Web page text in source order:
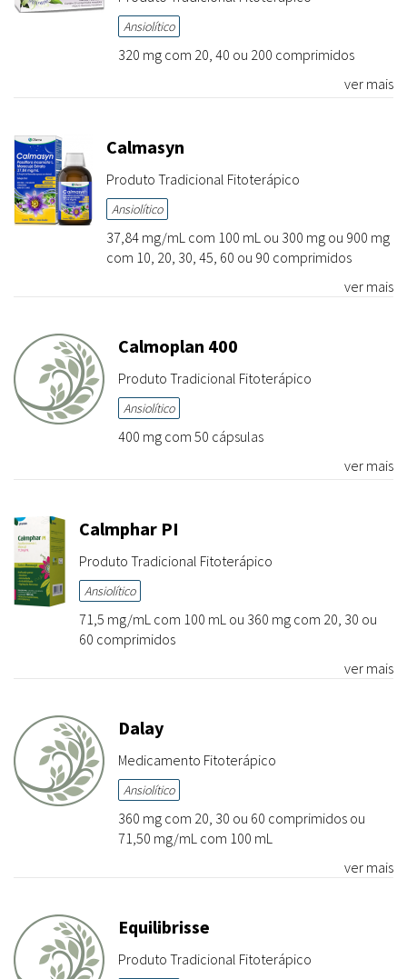
Ansiolítico
320 mg com 20, 40 ou 200 comprimidos
ver mais
Calmasyn
Produto Tradicional Fitoterápico
Ansiolítico
37,84 mg/mL com 100 mL ou 300 mg ou 900 mg
com 10, 20, 30, 45, 60 ou 90 comprimidos
ver mais
Calmoplan 400
Produto Tradicional Fitoterápico
Ansiolítico
400 mg com 50 cápsulas
ver mais
Calmphar PI
Produto Tradicional Fitoterápico
Ansiolítico
71,5 mg/mL com 100 mL ou 360 mg com 20, 30 ou
60 comprimidos
ver mais
Dalay
Medicamento Fitoterápico
Ansiolítico
360 mg com 20, 30 ou 60 comprimidos ou
71,50 mg/mL com 100 mL
ver mais
Equilibrisse
Produto Tradicional Fitoterápico